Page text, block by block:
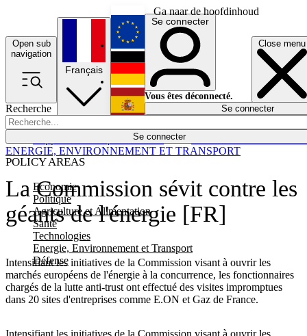
Ga naar de hoofdinhoud
Open sub
navigation
Close menu
Recherche
Se connecter
POLICY AREAS
Economie
Politique
Agriculture et Alimentation
Santé
Technologies
Energie, Environnement et Transport
Défense
Économie
Français
English
Deutsch
Español
Se connecter
Vous êtes déconnecté.
Se connecter
La Commission sévit contre les
géants de l'énergie [FR]
Intensifiant les initiatives de la Commission visant à ouvrir les
marchés européens de l'énergie à la concurrence, les fonctionnaires
chargés de la lutte anti-trust ont effectué des visites impromptues
dans 20 sites d'entreprises comme E.ON et Gaz de France.
ENERGIE, ENVIRONNEMENT ET TRANSPORT